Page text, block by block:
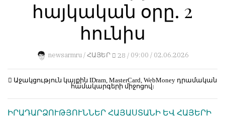
Пользователей:
НАШИ
ПРАВИЛА
материалы
կերպ։
Խմբագրությունը
խոթում
հեղինակային
նյութերի
չի
կրճատում
հայկական օրը. 2
հունիս
newsarmru / ՀԱՅԵՐ 28 / 09:00 / 02.06.2026
Աջակցություն կայքին IDram, MasterCard, WebMoney դրամական
համակարգերի միջոցով։
ԻՐԱԴԱՐՁՈՒԹՅՈՒՆՆԵՐ ՀԱՅԱՍՏԱՆԻ ԵՎ ՀԱՅԵՐԻ